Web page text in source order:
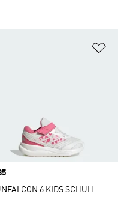
6 KIDS SCHUH